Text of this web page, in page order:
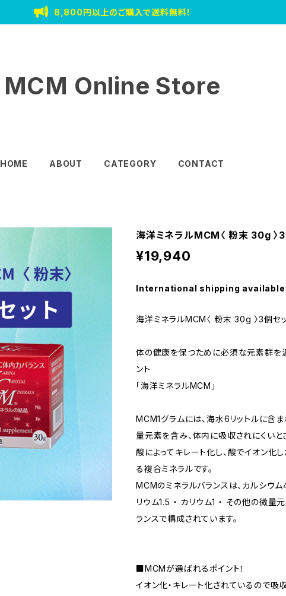
8,800円以上のご購入で送料無料！
MCM Online Store
HOME ABOUT CATEGORY CONTACT
海洋ミネラルMCM〈 粉末 30g 〉3
¥19,940
International shipping available
海洋ミネラルMCM〈 粉末 30g 〉3個セ
体の健康を保つために必須な元素群を
ント
「海洋ミネラルMCM」
MCM1グラムには、海水6リットルに含
量元素を含み、体内に吸収されにくいと
酸によってキレート化し、酸でイオン化
る複合ミネラルです。
MCMのミネラルバランスは、カルシウム
リウム1.5 ・ カリウム1 ・ その他の微量
ランスで構成されています。
■MCMが選ばれるポイント！
イオン化・キレート化されているので吸